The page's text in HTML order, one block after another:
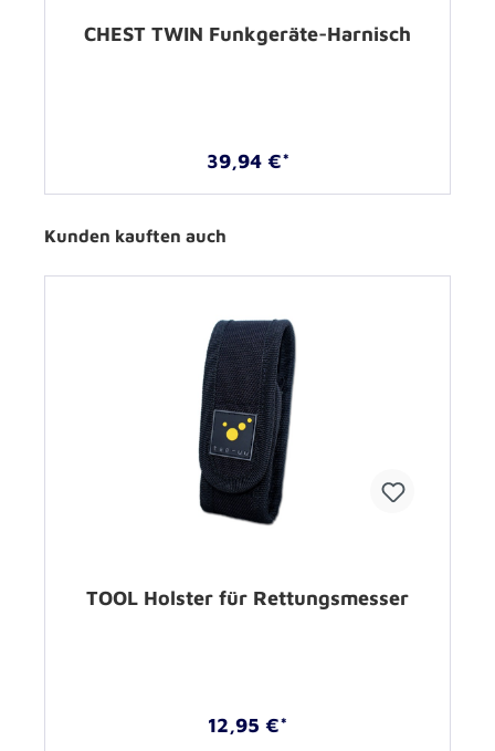
CHEST TWIN Funkgeräte-Harnisch
39,94 €*
Kunden kauften auch
TOOL Holster für Rettungsmesser
12,95 €*